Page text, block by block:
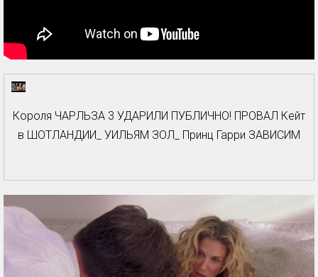
Короля ЧАРЛЬЗА 3 УДАРИЛИ ПУБЛИЧНО! ПРОВАЛ Кейт
в ШОТЛАНДИИ_ УИЛЬЯМ ЗОЛ_ Принц Гарри ЗАВИСИМ